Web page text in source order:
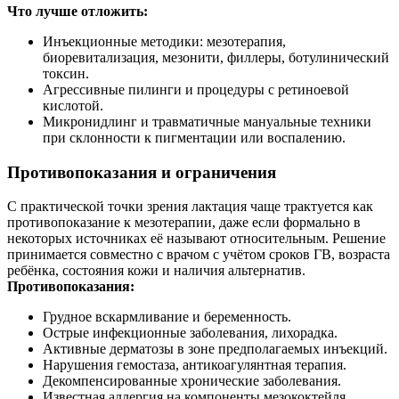
Что лучше отложить:
Инъекционные методики: мезотерапия,
биоревитализация, мезонити, филлеры, ботулинический
токсин.
Агрессивные пилинги и процедуры с ретиноевой
кислотой.
Микронидлинг и травматичные мануальные техники
при склонности к пигментации или воспалению.
Противопоказания и ограничения
С практической точки зрения лактация чаще трактуется как
противопоказание к мезотерапии, даже если формально в
некоторых источниках её называют относительным. Решение
принимается совместно с врачом с учётом сроков ГВ, возраста
ребёнка, состояния кожи и наличия альтернатив.
Противопоказания:
Грудное вскармливание и беременность.
Острые инфекционные заболевания, лихорадка.
Активные дерматозы в зоне предполагаемых инъекций.
Нарушения гемостаза, антикоагулянтная терапия.
Декомпенсированные хронические заболевания.